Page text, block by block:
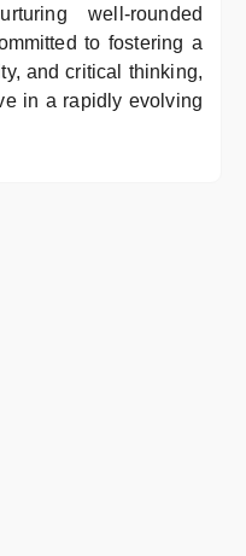
well-rounded
to fostering a
and critical thinking,
in a rapidly evolving